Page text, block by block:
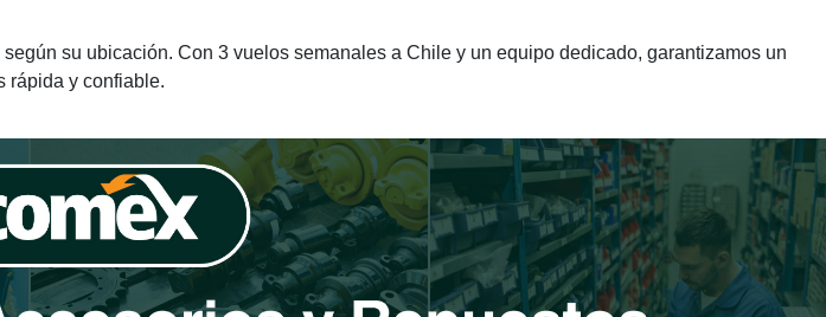
su ubicación. Con 3 vuelos semanales a Chile y un equipo dedicado, garantizamos un
rápida y confiable.